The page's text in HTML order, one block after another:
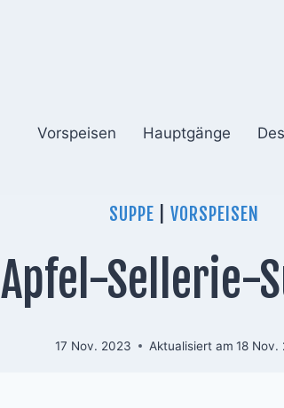
Vorspeisen Hauptgänge
SUPPE VORSPEISEN
Apfel-Sellerie-
17 Nov. 2023 Aktualisiert am 18 Nov.